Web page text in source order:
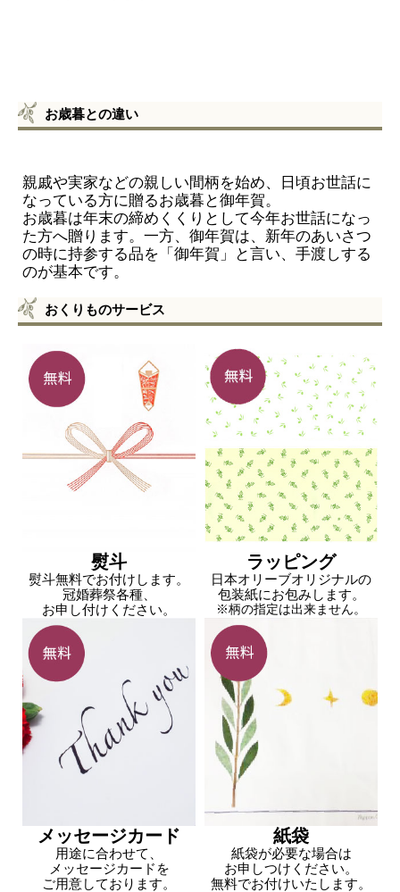
お歳暮との違い
親戚や実家などの親しい間柄を始め、日頃お世話に
なっている方に贈るお歳暮と御年賀。
お歳暮は年末の締めくくりとして今年お世話になっ
た方へ贈ります。一方、御年賀は、新年のあいさつ
の時に持参する品を「御年賀」と言い、手渡しする
のが基本です。
おくりものサービス
熨斗
熨斗無料でお付けします。
冠婚葬祭各種、
お申し付けください。
ラッピング
日本オリーブオリジナルの
包装紙にお包みします。
※柄の指定は出来ません。
メッセージカード
用途に合わせて、
メッセージカードを
ご用意しております。
紙袋
紙袋が必要な場合は
お申しつけください。
無料でお付けいたします。